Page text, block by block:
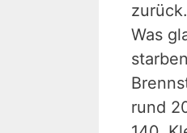
zurück.
Was
rund